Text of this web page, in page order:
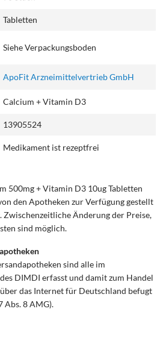
Tabletten
Siehe Verpackungsboden
ApoFit Arzneimittelvertrieb GmbH
Calcium + Vitamin D3
13905524
Medikament ist rezeptfrei
500mg + Vitamin D3 10ug Tabletten
den Apotheken zur Verfügung gestellt
Änderung der Preise,
sind möglich.
sind alle im
DIMDI erfasst und damit zum Handel
das Internet für Deutschland befugt
Abs. 8 AMG).